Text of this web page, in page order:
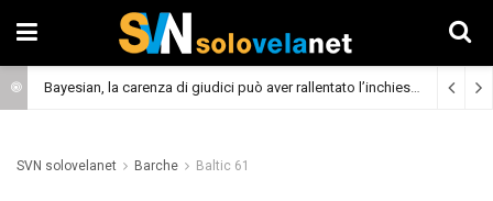
Bayesian, la carenza di giudici può aver rallentato l’inchiesta (Cronaca)
SVN solovelanet Barche Baltic 61